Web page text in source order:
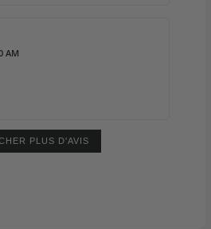
AM
PLUS D'AVIS